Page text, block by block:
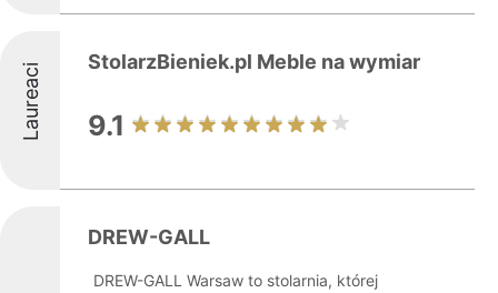
Laureaci StolarzBieniek.pl Meble na wymiar
9.1
DREW-GALL
DREW-GALL Warsaw to stolarnia, której